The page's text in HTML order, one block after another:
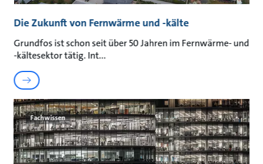
Die Zukunft von Fernwärme und -kälte
Grundfos ist schon seit über 50 Jahren im Fernwärme- und
-kältesektor tätig. Int
Fachwissen